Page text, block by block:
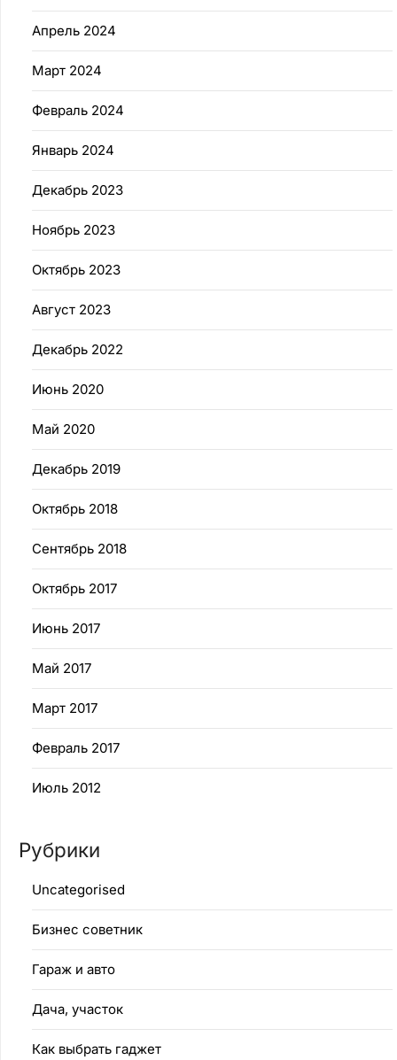
Апрель 2024
Март 2024
Февраль 2024
Январь 2024
Декабрь 2023
Ноябрь 2023
Октябрь 2023
Август 2023
Декабрь 2022
Июнь 2020
Май 2020
Декабрь 2019
Октябрь 2018
Сентябрь 2018
Октябрь 2017
Июнь 2017
Май 2017
Март 2017
Февраль 2017
Июль 2012
Рубрики
Uncategorised
Бизнес советник
Гараж и авто
Дача, участок
Как выбрать гаджет